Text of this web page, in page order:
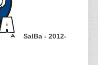
SalBa - 2012-